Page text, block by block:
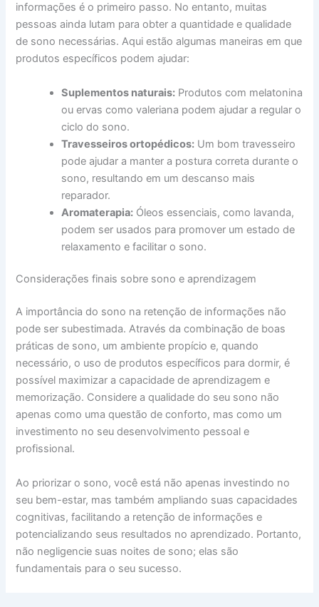
informações é o primeiro passo. No entanto, muitas
pessoas ainda lutam para obter a quantidade e qualidade
de sono necessárias. Aqui estão algumas maneiras em que
produtos específicos podem ajudar:
Suplementos naturais: Produtos com melatonina
ou ervas como valeriana podem ajudar a regular o
ciclo do sono.
Travesseiros ortopédicos: Um bom travesseiro
pode ajudar a manter a postura correta durante o
sono, resultando em um descanso mais
reparador.
Aromaterapia: Óleos essenciais, como lavanda,
podem ser usados para promover um estado de
relaxamento e facilitar o sono.
Considerações finais sobre sono e aprendizagem
A importância do sono na retenção de informações não
pode ser subestimada. Através da combinação de boas
práticas de sono, um ambiente propício e, quando
necessário, o uso de produtos específicos para dormir, é
possível maximizar a capacidade de aprendizagem e
memorização. Considere a qualidade do seu sono não
apenas como uma questão de conforto, mas como um
investimento no seu desenvolvimento pessoal e
profissional.
Ao priorizar o sono, você está não apenas investindo no
seu bem-estar, mas também ampliando suas capacidades
cognitivas, facilitando a retenção de informações e
potencializando seus resultados no aprendizado. Portanto,
não negligencie suas noites de sono; elas são
fundamentais para o seu sucesso.